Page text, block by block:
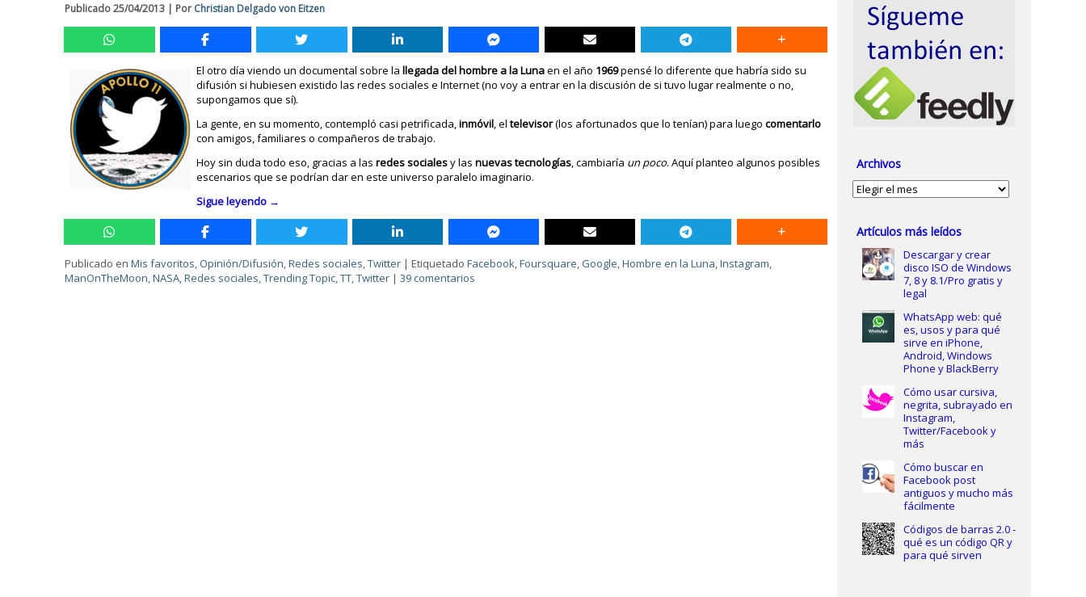
Publicado25/04/2013 | Por Christian Delgado von Eitzen
El otro día viendo un documental sobre lallegada del hombre a la Lunaen el año 1969pensé lo diferente que habría sido su
difusión si hubiesen existido las redes sociales e Internet (no voy a entrar en la discusión de si tuvo lugar realmente o no,
supongamos que sí).
La gente, en su momento, contempló casi petrificada,inmóvil, eltelevisor(los afortunados que lo tenían) para luegocomentarlo
con amigos, familiares o compañeros de trabajo.
Hoy sin duda todo eso, gracias a lasredes socialesy lasnuevas tecnologías, cambiaría un poco. Aquí planteo algunos posibles
escenarios que se podrían dar en este universo paralelo imaginario.
Sigue leyendo →
Publicado en Mis favoritos, Opinión/Difusión,Redes sociales,Twitter |Etiquetado Facebook,Foursquare, Google,Hombre en la Luna,Instagram,
ManOnTheMoon,NASA,Redes sociales,Trending Topic,TT,Twitter |39 comentarios
Archivos
Archivos
Artículos más leídos
Descargar y crear
disco ISO de Windows
7, 8 y 8.1/Pro gratis y
legal
WhatsApp web: qué
es, usos y para qué
sirve en iPhone,
Android, Windows
Phone y BlackBerry
Cómo usar cursiva,
negrita, subrayado en
Instagram,
Twitter/Facebook y
más
Cómo buscar en
Facebook post
antiguos y mucho más
fácilmente
Códigos de barras 2.0 -
qué es un código QR y
para qué sirven